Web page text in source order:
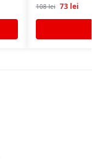
108lei 73 lei